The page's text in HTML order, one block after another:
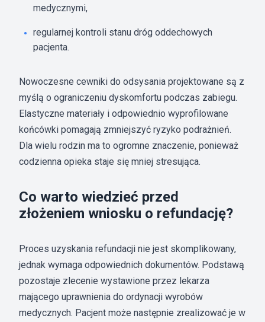
medycznymi,
regularnej kontroli stanu dróg oddechowych
pacjenta.
Nowoczesne cewniki do odsysania projektowane są z
myślą o ograniczeniu dyskomfortu podczas zabiegu.
Elastyczne materiały i odpowiednio wyprofilowane
końcówki pomagają zmniejszyć ryzyko podrażnień.
Dla wielu rodzin ma to ogromne znaczenie, ponieważ
codzienna opieka staje się mniej stresująca.
Co warto wiedzieć przed
złożeniem wniosku o refundację?
Proces uzyskania refundacji nie jest skomplikowany,
jednak wymaga odpowiednich dokumentów. Podstawą
pozostaje zlecenie wystawione przez lekarza
mającego uprawnienia do ordynacji wyrobów
medycznych. Pacjent może następnie zrealizować je w